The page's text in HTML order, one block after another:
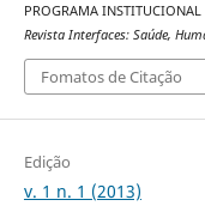
PROGRAMA
Revista Interfaces: Saúde,
Fomatos de Citação
Edição
v. 1 n. 1 (2013)